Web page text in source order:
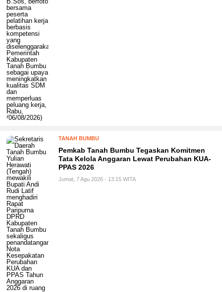
TANAH BUMBU
Pemkab Tanah Bumbu Tegaskan Komitmen
Tata Kelola Anggaran Lewat Perubahan KUA-
PPAS 2026
Jumat, 7 Agu 2026 - 13:15 WITA